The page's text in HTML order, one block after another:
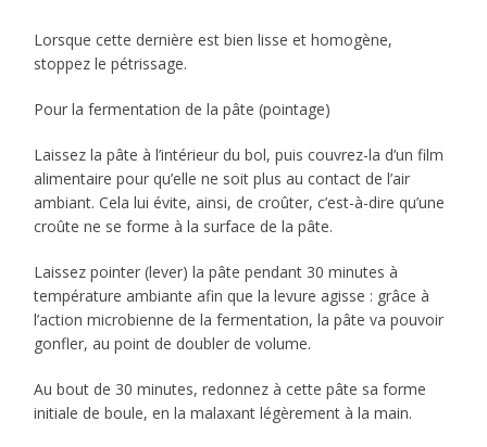
Lorsque cette dernière est bien lisse et homogène,
stoppez le pétrissage.
Pour la fermentation de la pâte (pointage)
Laissez la pâte à l’intérieur du bol, puis couvrez-la d’un film
alimentaire pour qu’elle ne soit plus au contact de l’air
ambiant. Cela lui évite, ainsi, de croûter, c’est-à-dire qu’une
croûte ne se forme à la surface de la pâte.
Laissez pointer (lever) la pâte pendant 30 minutes à
température ambiante afin que la levure agisse : grâce à
l’action microbienne de la fermentation, la pâte va pouvoir
gonfler, au point de doubler de volume.
Au bout de 30 minutes, redonnez à cette pâte sa forme
initiale de boule, en la malaxant légèrement à la main.